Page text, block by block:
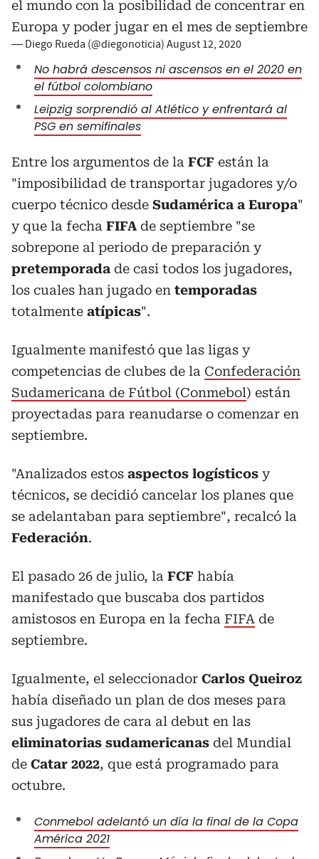
el mundo con la posibilidad de concentrar en
Europa y poder jugar en el mes de septiembre
— Diego Rueda (@diegonoticia) August 12, 2020
No habrá descensos ni ascensos en el 2020 en
el fútbol colombiano
Leipzig sorprendió al Atlético y enfrentará al
PSG en semifinales
Entre los argumentos de la FCF están la
"imposibilidad de transportar jugadores y/o
cuerpo técnico desde Sudamérica a Europa"
y que la fecha FIFA de septiembre "se
sobrepone al periodo de preparación y
pretemporada de casi todos los jugadores,
los cuales han jugado en temporadas
totalmente atípicas".
Igualmente manifestó que las ligas y
competencias de clubes de la Confederación
Sudamericana de Fútbol (Conmebol) están
proyectadas para reanudarse o comenzar en
septiembre.
"Analizados estos aspectos logísticos y
técnicos, se decidió cancelar los planes que
se adelantaban para septiembre", recalcó la
Federación.
El pasado 26 de julio, la FCF había
manifestado que buscaba dos partidos
amistosos en Europa en la fecha FIFA de
septiembre.
Igualmente, el seleccionador Carlos Queiroz
había diseñado un plan de dos meses para
sus jugadores de cara al debut en las
eliminatorias sudamericanas del Mundial
de Catar 2022, que está programado para
octubre.
Conmebol adelantó un día la final de la Copa
América 2021